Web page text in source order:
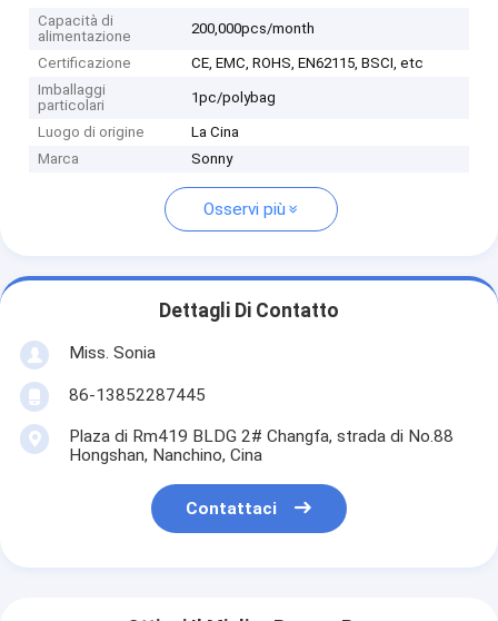
Capacità di
alimentazione
200,000pcs/month
Certificazione
CE, EMC, ROHS, EN62115, BSCI, etc
Imballaggi
particolari
1pc/polybag
Luogo di origine
La Cina
Marca
Sonny
Osservi più
Dettagli Di Contatto
Miss. Sonia
86-13852287445
Plaza di Rm419 BLDG 2# Changfa, strada di No.88
Hongshan, Nanchino, Cina
Contattaci